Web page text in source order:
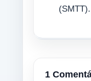
(SMTT).
1